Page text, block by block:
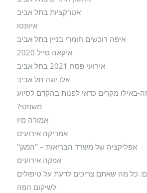
אטרקציות בתל אביב
איוונטו
איפה רוכשים חומרי בניין בתל אביב
איקאה סייל 2020
אירועי פסח 2021 בתל אביב
אלו יוגה תל אביב
באילו מקרים כדאי לפנות בהקדם לסיוע
משפטי?
אמורה מיו
אמריקה אירועים
אפליקציה של משרד הבריאות – "המגן"
אפקה אירועים
כל מה שאתם צריכים לדעת על טיפולים
לשיקום הפה